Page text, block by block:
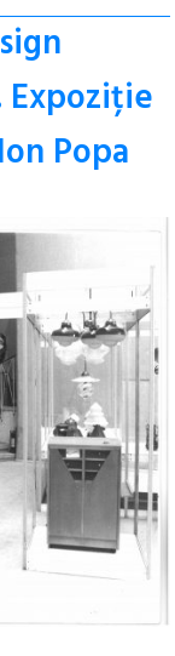
Popa